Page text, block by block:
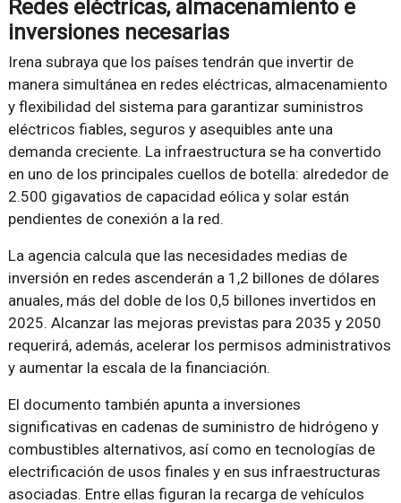
Redes eléctricas, almacenamiento e
inversiones necesarias
Irena subraya que los países tendrán que invertir de
manera simultánea en redes eléctricas, almacenamiento
y flexibilidad del sistema para garantizar suministros
eléctricos fiables, seguros y asequibles ante una
demanda creciente. La infraestructura se ha convertido
en uno de los principales cuellos de botella: alrededor de
2.500 gigavatios de capacidad eólica y solar están
pendientes de conexión a la red.
La agencia calcula que las necesidades medias de
inversión en redes ascenderán a 1,2 billones de dólares
anuales, más del doble de los 0,5 billones invertidos en
2025. Alcanzar las mejoras previstas para 2035 y 2050
requerirá, además, acelerar los permisos administrativos
y aumentar la escala de la financiación.
El documento también apunta a inversiones
significativas en cadenas de suministro de hidrógeno y
combustibles alternativos, así como en tecnologías de
electrificación de usos finales y en sus infraestructuras
asociadas. Entre ellas figuran la recarga de vehículos